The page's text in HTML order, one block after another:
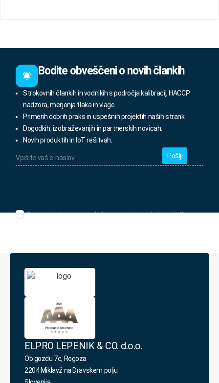
Bodite obveščeni o novih člankih
Strokovnih člankih in vodnikih s področja kalibracij, HACCP
nadzora, merjenja tlaka in vlage.
Primerih dobrih praks in uspešnih projektih naših strank.
Dogodkih, izobraževanjih in partnerskih novicah.
Novih produktih in IoT rešitvah.
vaš
e-
Seznanjen/-
politiko
varovanja
osebnih
Seznanjen/-a sem s politiko varovanja osebnih podatkov.
ELPRO LEPENIK & CO. d.o.o.
Ob gozdu 7c, Rogoza
2204 Miklavž na Dravskem polju